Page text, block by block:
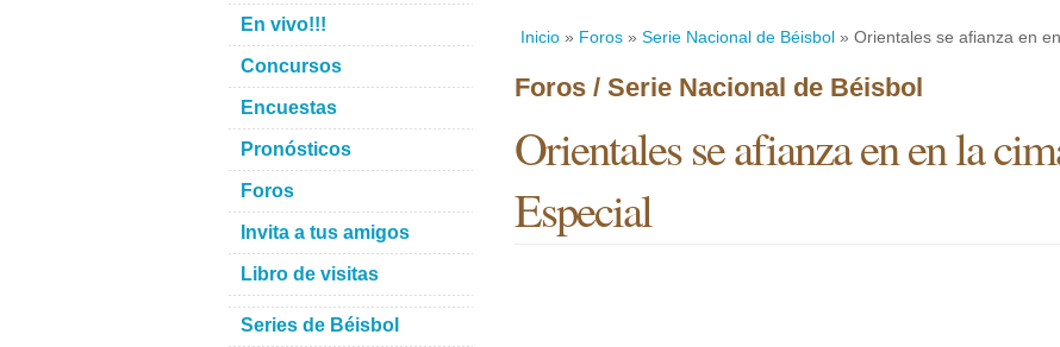
Inicio » Foros » Serie Nacional de Béisbol » Orientales se afianza en
Foros / Serie Nacional de Béisbol
Orientales se afianza en en la
Especial
En vivo!!!
Concursos
Encuestas
Pronósticos
Foros
Invita a tus amigos
Libro de visitas
Series de Béisbol